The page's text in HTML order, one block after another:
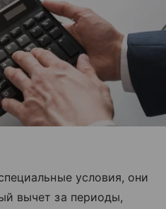
условия, они
вычет за периоды,